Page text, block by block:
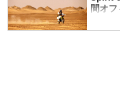
間オフ
史上初